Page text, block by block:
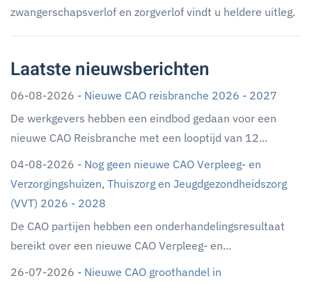
zwangerschapsverlof en zorgverlof vindt u heldere uitleg.
Laatste nieuwsberichten
06-08-2026 - Nieuwe CAO reisbranche 2026 - 2027
De werkgevers hebben een eindbod gedaan voor een
nieuwe CAO Reisbranche met een looptijd van 12...
04-08-2026 - Nog geen nieuwe CAO Verpleeg- en
Verzorgingshuizen, Thuiszorg en Jeugdgezondheidszorg
(VVT) 2026 - 2028
De CAO partijen hebben een onderhandelingsresultaat
bereikt over een nieuwe CAO Verpleeg- en...
26-07-2026 - Nieuwe CAO groothandel in